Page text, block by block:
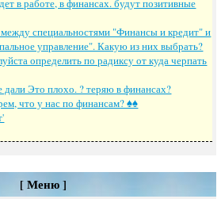
специальностями "Финансы и кредит" и
управление". Какую из них выбрать?
определить по радиксу от куда черпать
дали Это плохо. ? теряю в финансах?
что у нас по финансам? ♠♠
[ Меню ]